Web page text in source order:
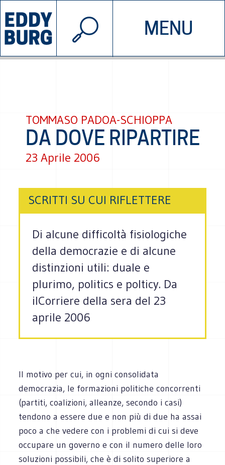
MENU
INIZIATIVE CHI SIAMO
© 2026 EDDYBURG
TOMMASO PADOA-SCHIOPPA
DA DOVE RIPARTIRE
23 Aprile 2006
SCRITTI SU CUI RIFLETTERE
Di alcune difficoltà fisiologiche
della democrazie e di alcune
distinzioni utili: duale e
plurimo, politics e polticy. Da
ilCorriere della sera del 23
aprile 2006
Il motivo per cui, in ogni consolidata
democrazia, le formazioni politiche concorrenti
(partiti, coalizioni, alleanze, secondo i casi)
tendono a essere due e non più di due ha assai
poco a che vedere con i problemi di cui si deve
occupare un governo e con il numero delle loro
soluzioni possibili, che è di solito superiore a